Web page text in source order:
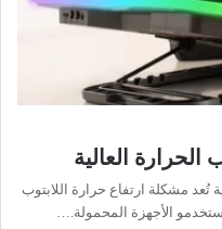
العالية
تُعد مشكلة ارتفاع حرارة اللابتوب
الأجهزة المحمولة.…